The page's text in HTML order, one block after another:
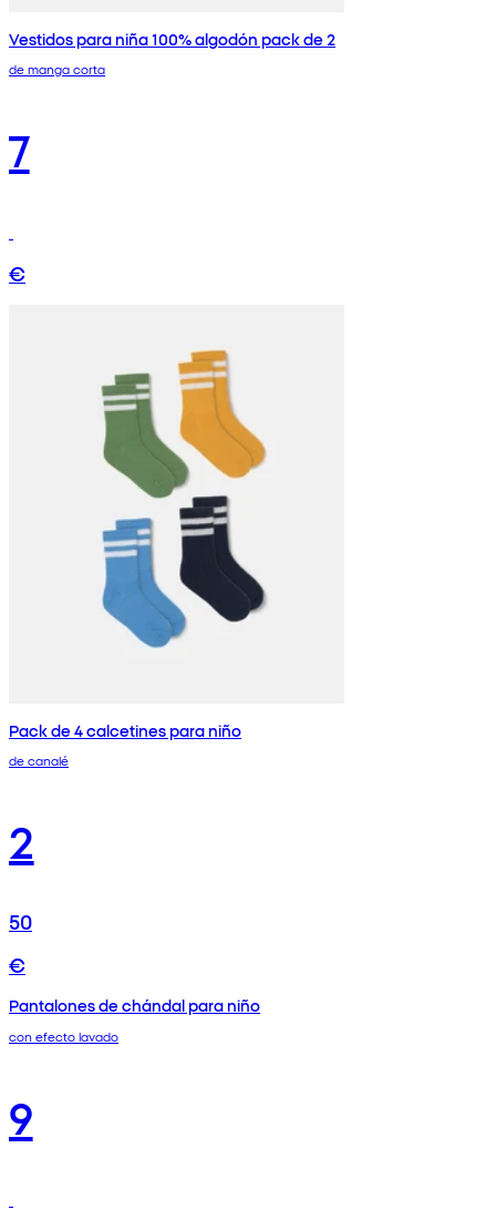
Vestidos para niña 100% algodón pack de 2
de manga corta
7
€
Pack de 4 calcetines para niño
de canalé
2
50
€
Pantalones de chándal para niño
con efecto lavado
9